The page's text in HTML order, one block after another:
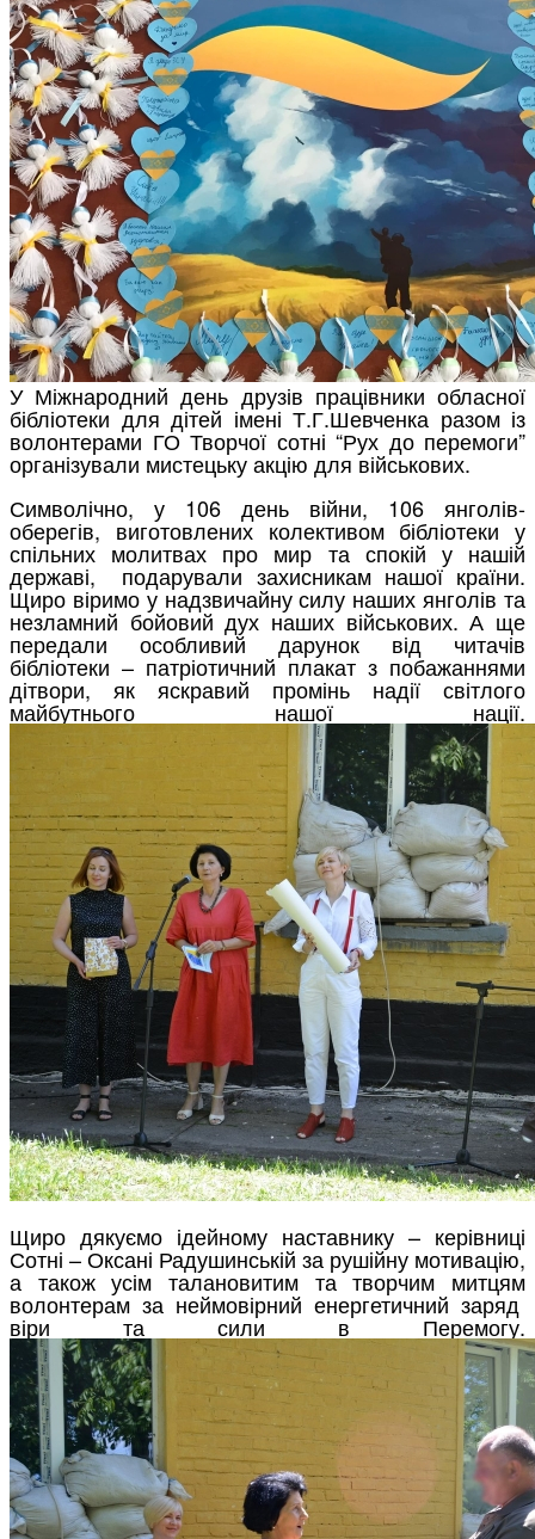
У Міжнародний день друзів працівники обласної
бібліотеки для дітей імені Т.Г.Шевченка разом із
волонтерами ГО Творчої сотні “Рух до перемоги”
організували мистецьку акцію для військових.
Символічно, у 106 день війни, 106 янголів-
оберегів, виготовлених колективом бібліотеки у
спільних молитвах про мир та спокій у нашій
державі, подарували захисникам нашої країни.
Щиро віримо у надзвичайну силу наших янголів та
незламний бойовий дух наших військових. А ще
передали особливий дарунок від читачів
бібліотеки – патріотичний плакат з побажаннями
дітвори, як яскравий промінь надії світлого
майбутнього нашої нації.
Щиро дякуємо ідейному наставнику – керівниці
Сотні – Оксані Радушинській за рушійну мотивацію,
а також усім талановитим та творчим митцям
волонтерам за неймовірний енергетичний заряд
віри та сили в Перемогу.